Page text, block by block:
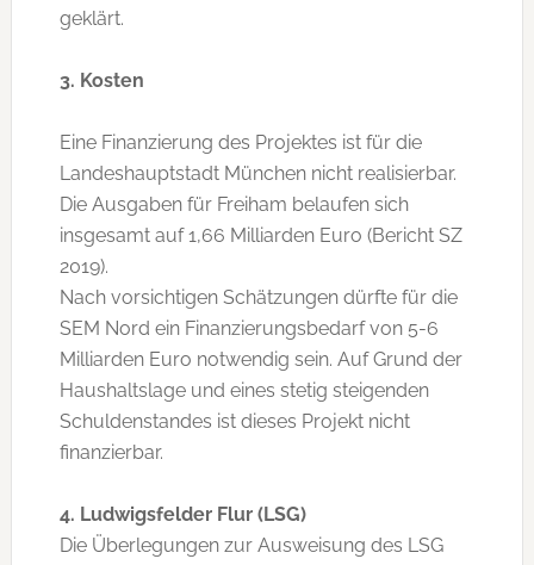
geklärt.
3. Kosten
Eine Finanzierung des Projektes ist für die
Landeshauptstadt München nicht realisierbar.
Die Ausgaben für Freiham belaufen sich
insgesamt auf 1,66 Milliarden Euro (Bericht SZ
2019).
Nach vorsichtigen Schätzungen dürfte für die
SEM Nord ein Finanzierungsbedarf von 5-6
Milliarden Euro notwendig sein. Auf Grund der
Haushaltslage und eines stetig steigenden
Schuldenstandes ist dieses Projekt nicht
finanzierbar.
4. Ludwigsfelder Flur (LSG)
Die Überlegungen zur Ausweisung des LSG